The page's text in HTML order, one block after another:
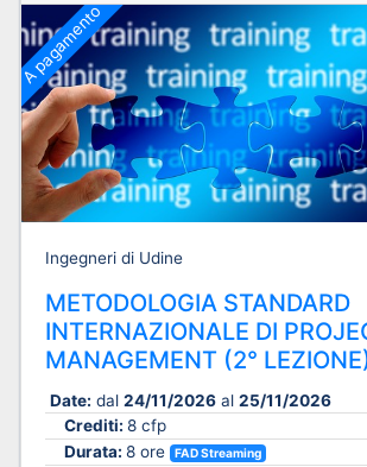
A pagamento
Ingegneri di Udine
METODOLOGIA STANDARD
INTERNAZIONALE DI
MANAGEMENT (2°
Date: dal 24/11/2026 al 25/11/2026
Crediti: 8 cfp
Durata: 8 ore FAD Streaming